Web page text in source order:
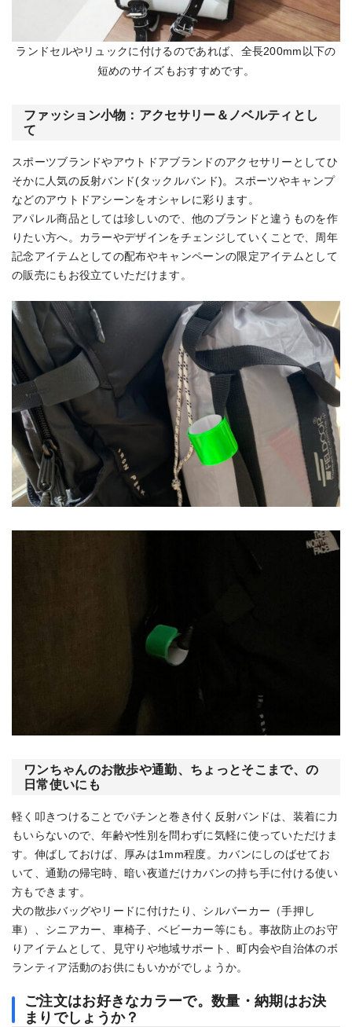
ランドセルやリュックに付けるのであれば、全長200mm以下の
短めのサイズもおすすめです。
ファッション小物：アクセサリー＆ノベルティとし
て
スポーツブランドやアウトドアブランドのアクセサリーとしてひ
そかに人気の反射バンド(タックルバンド)。スポーツやキャンプ
などのアウトドアシーンをオシャレに彩ります。
アパレル商品としては珍しいので、他のブランドと違うものを作
りたい方へ。カラーやデザインをチェンジしていくことで、周年
記念アイテムとしての配布やキャンペーンの限定アイテムとして
の販売にもお役立ていただけます。
ワンちゃんのお散歩や通勤、ちょっとそこまで、の
日常使いにも
軽く叩きつけることでパチンと巻き付く反射バンドは、装着に力
もいらないので、年齢や性別を問わずに気軽に使っていただけま
す。伸ばしておけば、厚みは1mm程度。カバンにしのばせてお
いて、通勤の帰宅時、暗い夜道だけカバンの持ち手に付ける使い
方もできます。
犬の散歩バッグやリードに付けたり、シルバーカー（手押し
車）、シニアカー、車椅子、ベビーカー等にも。事故防止のお守
りアイテムとして、見守りや地域サポート、町内会や自治体のボ
ランティア活動のお供にもいかがでしょうか。
ご注文はお好きなカラーで。数量・納期はお決
まりでしょうか？